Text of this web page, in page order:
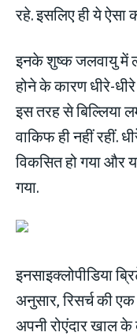
रहे. इसलिए ही ये ऐसा
इनके शुष्‍क जलवायु में
होने के कारण धीरे-
इस तरह से बिल्लिया
वाकिफ ही नहीं रहीं.
विकसित हो गया और
गया.
इनसाइक्लोपीडिया
अनुसार, रिसर्च की एक
अपनी रोएंदार खाल के